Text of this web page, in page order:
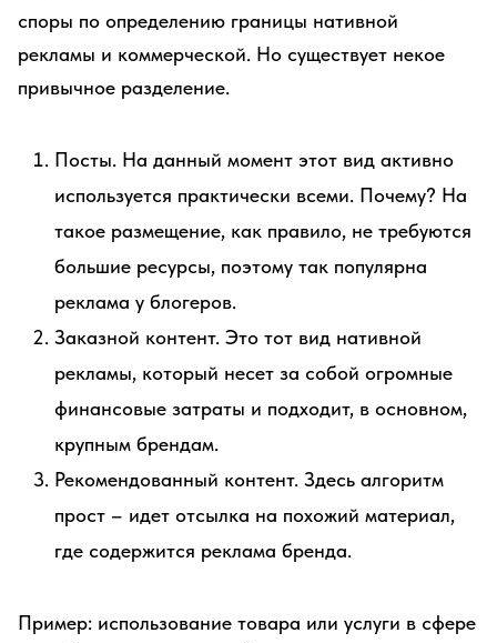
споры по определению границы нативной
рекламы и коммерческой. Но существует некое
привычное разделение.
Посты. На данный момент этот вид активно
используется практически всеми. Почему? На
такое размещение, как правило, не требуются
большие ресурсы, поэтому так популярна
реклама у блогеров.
Заказной контент. Это тот вид нативной
рекламы, который несет за собой огромные
финансовые затраты и подходит, в основном,
крупным брендам.
Рекомендованный контент. Здесь алгоритм
прост – идет отсылка на похожий материал,
где содержится реклама бренда.
Пример: использование товара или услуги в сфере